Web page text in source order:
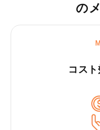
の
コス